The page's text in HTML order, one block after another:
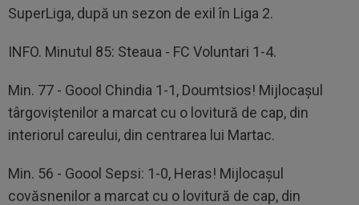
SuperLiga, după un sezon de exil în Liga 2.
INFO. Minutul 85: Steaua - FC Voluntari 1-4.
Min. 77 - Goool Chindia 1-1, Doumtsios! Mijlocașul
târgoviștenilor a marcat cu o lovitură de cap, din
interiorul careului, din centrarea lui Martac.
Min. 56 - Goool Sepsi: 1-0, Heras! Mijlocașul
covăsnenilor a marcat cu o lovitură de cap, din